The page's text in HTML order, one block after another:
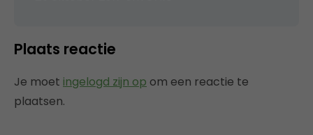
Plaats reactie
Je moet ingelogd zijn op om een reactie te
plaatsen.